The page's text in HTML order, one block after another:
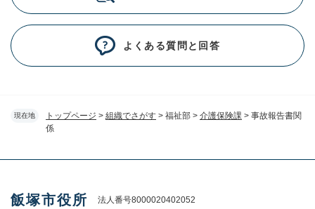
現在地 トップページ > 組織でさがす > 福祉部 > 介護保険課 > 事故報告書関
係
よくある質問と回答
飯塚市役所 法人番号8000020402052